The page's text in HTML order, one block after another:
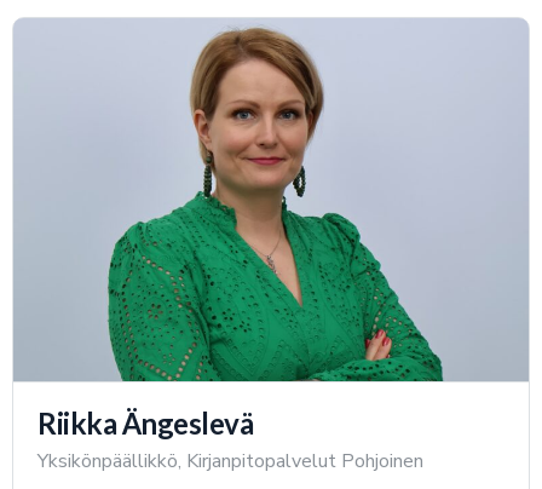
Riikka Ängeslevä
Yksikönpäällikkö, Kirjanpitopalvelut Pohjoinen